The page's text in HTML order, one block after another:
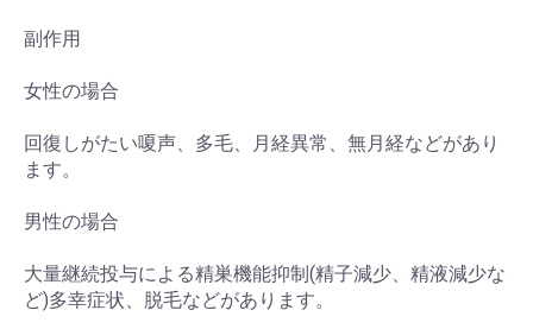
副作用
女性の場合
回復しがたい嗄声、多毛、月経異常、無月経などがあり
ます。
男性の場合
大量継続投与による精巣機能抑制(精子減少、精液減少な
ど)多幸症状、脱毛などがあります。